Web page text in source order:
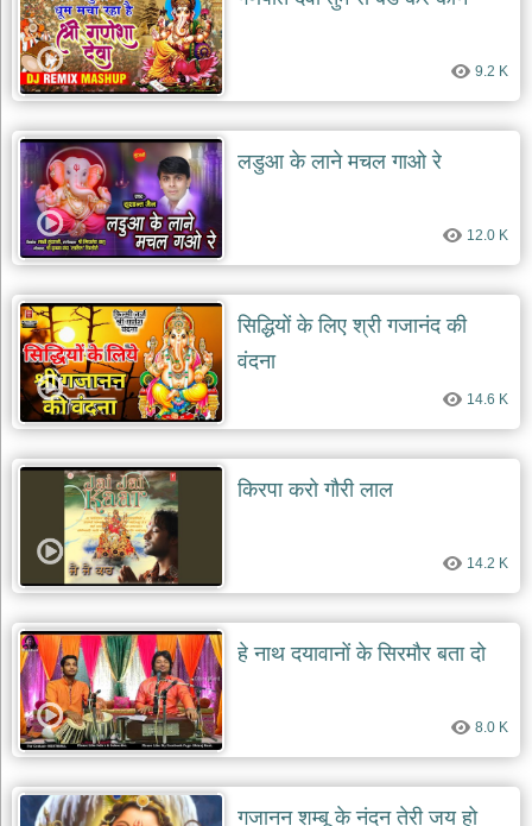
दयाल
भजन
bawa
lal
dayal
bhajans
शनि
देव
भजन
shani
dev
bhajans
आज
का
भजन
bhajan
of
the
day
जोड़ें
bhajans
9.2 K
लडुआ के लाने मचल गाओ रे
12.0 K
सिद्धियों के लिए श्री गजानंद की
वंदना
14.6 K
किरपा करो गौरी लाल
14.2 K
हे नाथ दयावानों के सिरमौर बता दो
8.0 K
गजानन शम्बू के नंदन तेरी जय हो